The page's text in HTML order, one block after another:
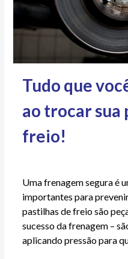
Tudo que
ao trocar sua
freio!
Uma frenagem segura é
importantes para
pastilhas de freio são
sucesso da frenagem –
aplicando pressão para